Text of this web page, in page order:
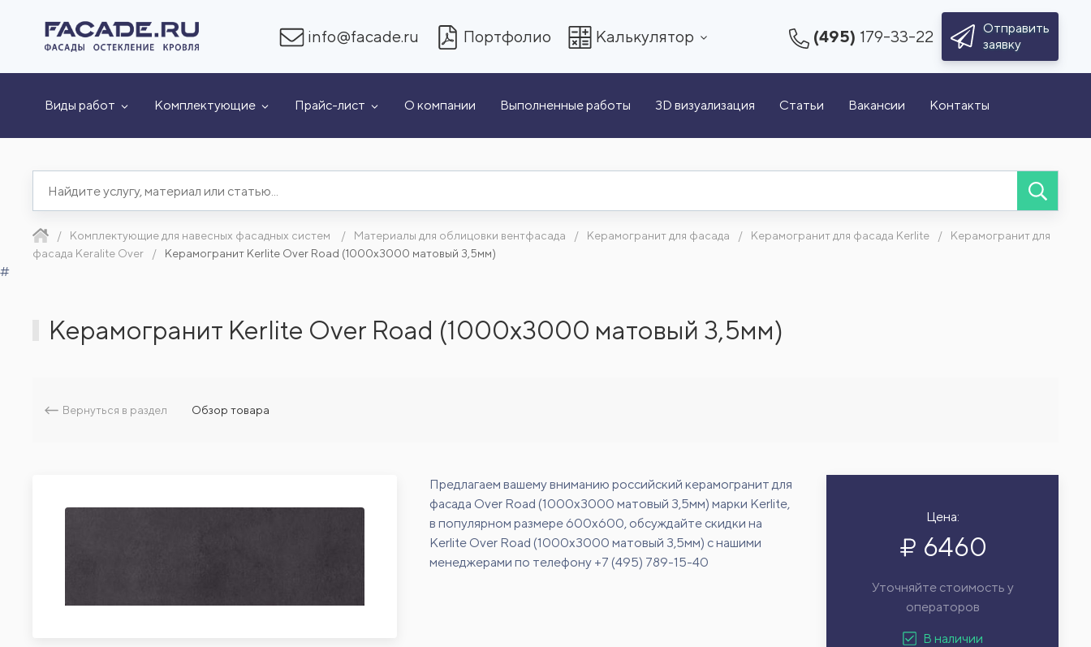
info@facade.ru Портфолио Калькулятор (495) 179-33-22
Отправить
заявку
Виды работ Комплектующие Прайс-лист О компании Выполненные работы 3D визуализация Статьи Вакансии Контакты
Комплектующие для навесных фасадных систем Материалы для облицовки вентфасада Керамогранит для фасада Керамогранит для фасада Kerlite
Керамогранит для
фасада Keralite Over
Керамогранит Kerlite Over Road (1000x3000 матовый 3,5мм)
#
Керамогранит Kerlite Over Road (1000x3000 матовый 3,5мм)
Вернуться в раздел Обзор товара
Предлагаем вашему вниманию российский керамогранит для
фасада Over Road (1000x3000 матовый 3,5мм) марки Kerlite,
в популярном размере 600х600, обсуждайте скидки на
Kerlite Over Road (1000x3000 матовый 3,5мм) с нашими
менеджерами по телефону +7 (495) 789-15-40
Цена:
6460
Уточняйте стоимость у
операторов
В наличии